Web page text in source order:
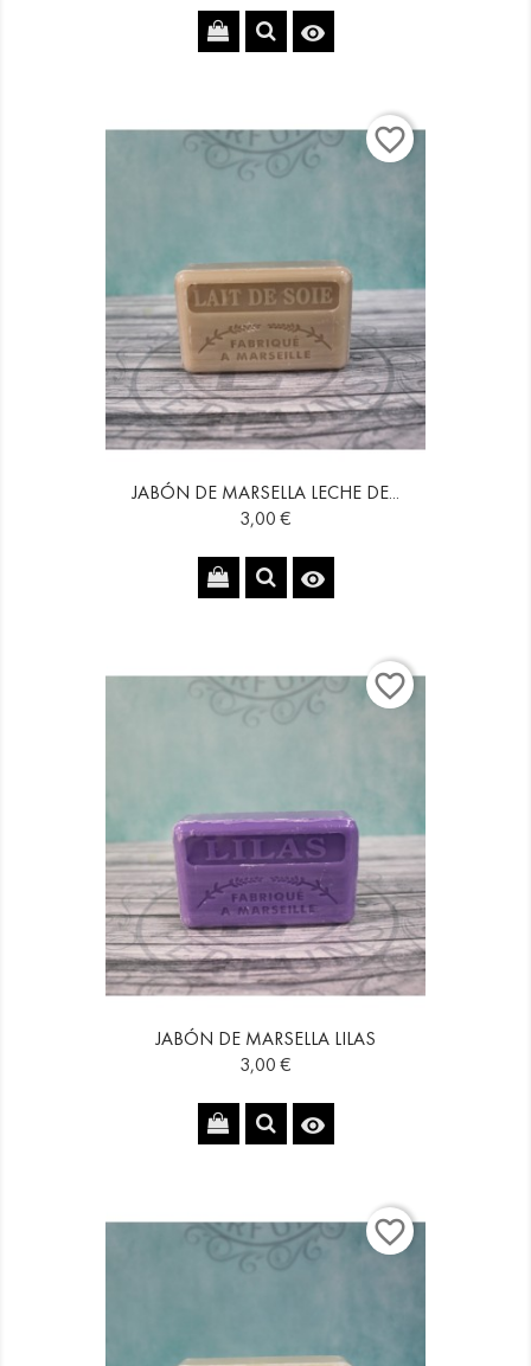

favorite_border
JABÓN DE MARSELLA LECHE DE...
Precio
3,00 €

favorite_border
JABÓN DE MARSELLA LILAS
Precio
3,00 €

favorite_border